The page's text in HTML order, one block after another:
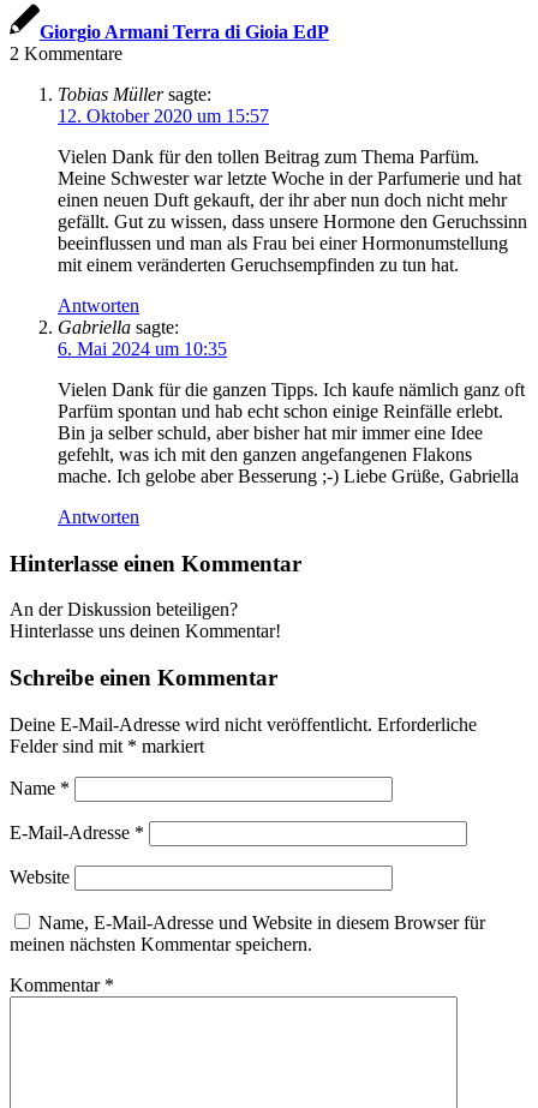
Giorgio Armani Terra di Gioia EdP
2 Kommentare
Tobias Müller sagte:
12. Oktober 2020 um 15:57
Vielen Dank für den tollen Beitrag zum Thema Parfüm.
Meine Schwester war letzte Woche in der Parfumerie und hat
einen neuen Duft gekauft, der ihr aber nun doch nicht mehr
gefällt. Gut zu wissen, dass unsere Hormone den Geruchssinn
beeinflussen und man als Frau bei einer Hormonumstellung
mit einem veränderten Geruchsempfinden zu tun hat.
Antworten
Gabriella sagte:
6. Mai 2024 um 10:35
Vielen Dank für die ganzen Tipps. Ich kaufe nämlich ganz oft
Parfüm spontan und hab echt schon einige Reinfälle erlebt.
Bin ja selber schuld, aber bisher hat mir immer eine Idee
gefehlt, was ich mit den ganzen angefangenen Flakons
mache. Ich gelobe aber Besserung ;-) Liebe Grüße, Gabriella
Antworten
Hinterlasse einen Kommentar
An der Diskussion beteiligen?
Hinterlasse uns deinen Kommentar!
Schreibe einen Kommentar
Deine E-Mail-Adresse wird nicht veröffentlicht. Erforderliche
Felder sind mit * markiert
Name *
E-Mail-Adresse *
Website
Name, E-Mail-Adresse und Website in diesem Browser für
meinen nächsten Kommentar speichern.
Kommentar *